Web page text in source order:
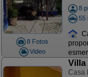
8 Fotos
Video
8
55
Villa
Casa